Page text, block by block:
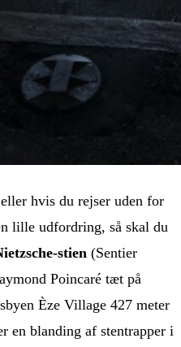
hvis du rejser uden for
lille udfordring, så skal du
stien (Sentier
Poincaré tæt på
Èze Village 427 meter
en blanding af stentrapper i